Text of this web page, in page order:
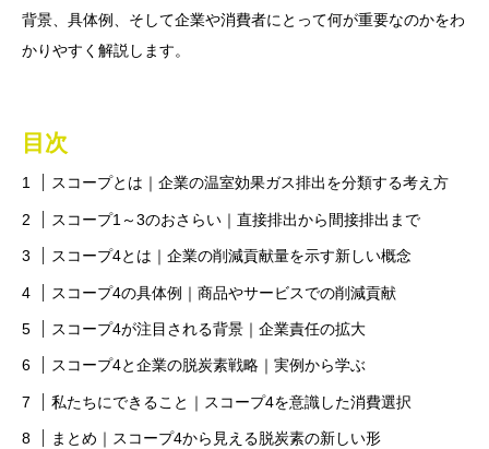
背景、具体例、そして企業や消費者にとって何が重要なのかをわ
かりやすく解説します。
目次
スコープとは｜企業の温室効果ガス排出を分類する考え方
スコープ1～3のおさらい｜直接排出から間接排出まで
スコープ4とは｜企業の削減貢献量を示す新しい概念
スコープ4の具体例｜商品やサービスでの削減貢献
スコープ4が注目される背景｜企業責任の拡大
スコープ4と企業の脱炭素戦略｜実例から学ぶ
私たちにできること｜スコープ4を意識した消費選択
まとめ｜スコープ4から見える脱炭素の新しい形